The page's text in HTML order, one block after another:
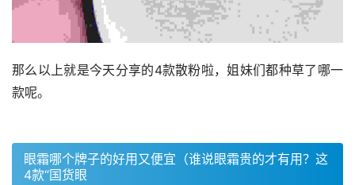
那么以上就是今天分享的4款散粉啦，姐妹们都种草了哪一
款呢。
眼霜哪个牌子的好用又便宜（谁说眼霜贵的才有用？这
4款“国货眼